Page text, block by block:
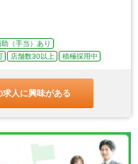
（手当）あり
店舗数30以上 積極採用中
求人に興味がある